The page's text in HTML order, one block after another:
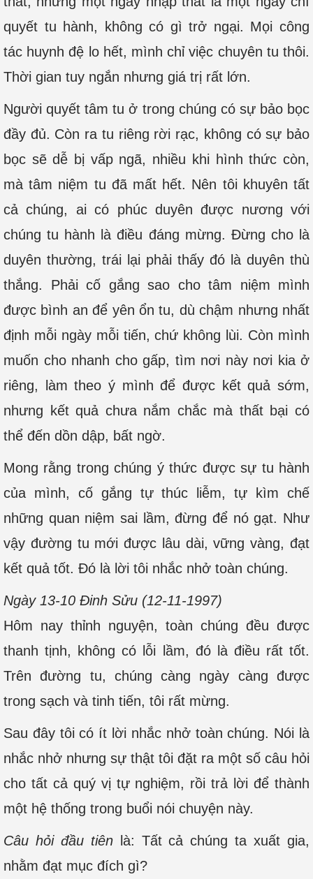
quyết tu hành, không có gì trở ngại. Mọi công
tác huynh đệ lo hết, mình chỉ việc chuyên tu thôi.
Thời gian tuy ngắn nhưng giá trị rất lớn.
Người quyết tâm tu ở trong chúng có sự bảo bọc
đầy đủ. Còn ra tu riêng rời rạc, không có sự bảo
bọc sẽ dễ bị vấp ngã, nhiều khi hình thức còn,
mà tâm niệm tu đã mất hết. Nên tôi khuyên tất
cả chúng, ai có phúc duyên được nương với
chúng tu hành là điều đáng mừng. Đừng cho là
duyên thường, trái lại phải thấy đó là duyên thù
thắng. Phải cố gắng sao cho tâm niệm mình
được bình an để yên ổn tu, dù chậm nhưng nhất
định mỗi ngày mỗi tiến, chứ không lùi. Còn mình
muốn cho nhanh cho gấp, tìm nơi này nơi kia ở
riêng, làm theo ý mình để được kết quả sớm,
nhưng kết quả chưa nắm chắc mà thất bại có
thể đến dồn dập, bất ngờ.
Mong rằng trong chúng ý thức được sự tu hành
của mình, cố gắng tự thúc liễm, tự kìm chế
những quan niệm sai lầm, đừng để nó gạt. Như
vậy đường tu mới được lâu dài, vững vàng, đạt
kết quả tốt. Đó là lời tôi nhắc nhở toàn chúng.
Ngày 13-10 Đinh Sửu (12-11-1997)
Hôm nay thỉnh nguyện, toàn chúng đều được
thanh tịnh, không có lỗi lầm, đó là điều rất tốt.
Trên đường tu, chúng càng ngày càng được
trong sạch và tinh tiến, tôi rất mừng.
Sau đây tôi có ít lời nhắc nhở toàn chúng. Nói là
nhắc nhở nhưng sự thật tôi đặt ra một số câu hỏi
cho tất cả quý vị tự nghiệm, rồi trả lời để thành
một hệ thống trong buổi nói chuyện này.
Câu hỏi đầu tiên
là: Tất cả chúng ta xuất gia,
nhằm đạt mục đích gì?